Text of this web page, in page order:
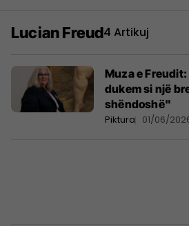
Lucian Freud4 Artikuj
Muza e
dukem si një
shëndoshë"
Piktura 01/06/